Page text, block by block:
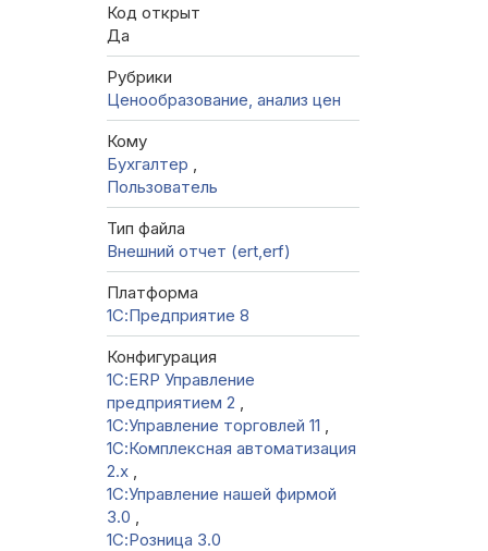
Код открыт
Да
Рубрики
Ценообразование, анализ цен
Кому
Бухгалтер ,
Пользователь
Тип файла
Внешний отчет (ert,erf)
Платформа
1С:Предприятие 8
Конфигурация
1С:ERP Управление
предприятием 2 ,
1С:Управление торговлей 11 ,
1С:Комплексная автоматизация
2.х ,
1С:Управление нашей фирмой
3.0 ,
1С:Розница 3.0